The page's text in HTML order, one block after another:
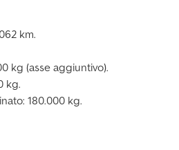
km.
kg (asse aggiuntivo).
kg.
180.000 kg.